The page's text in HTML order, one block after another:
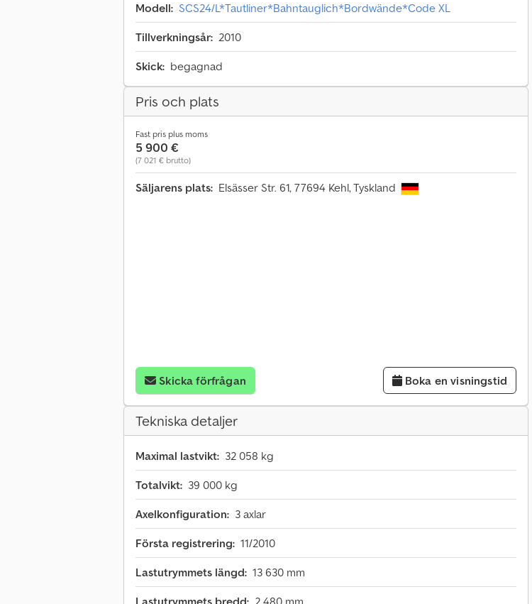
Modell: SCS24/L*Tautliner*Bahntauglich*Bordwände*Code XL
Tillverkningsår: 2010
Skick: begagnad
Pris och plats
Fast pris plus moms
5 900 €
(7 021 € brutto)
Säljarens plats: Elsässer Str. 61, 77694 Kehl, Tyskland
Skicka förfrågan Boka en visningstid
Tekniska detaljer
Maximal lastvikt: 32 058 kg
Totalvikt: 39 000 kg
Axelkonfiguration: 3 axlar
Första registrering: 11/2010
Lastutrymmets längd: 13 630 mm